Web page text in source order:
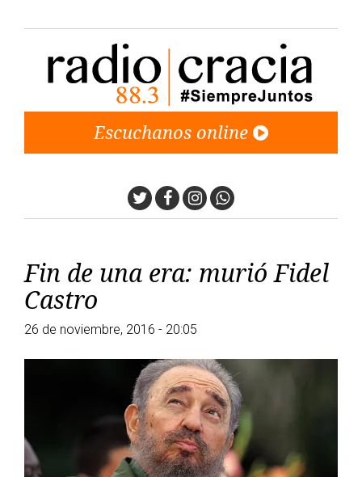
Escuchanos online
TwitterFacebook
Instagram
Whatsapp
Fin de una era: murió Fidel
Castro
26 de noviembre, 2016 - 20:05